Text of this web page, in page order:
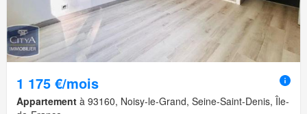
1 175 €/mois
Appartement à 93160, Noisy-le-Grand, Seine-Saint-Denis, Île-